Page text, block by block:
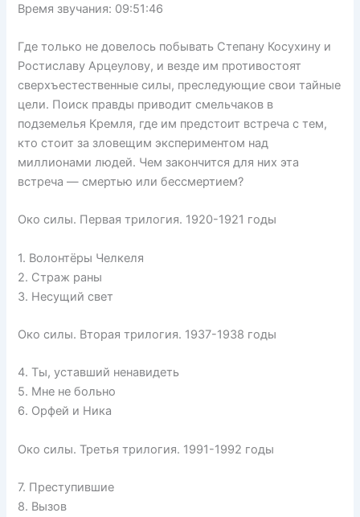
Время звучания: 09:51:46
Где только не довелось побывать Степану Косухину и
Ростиславу Арцеулову, и везде им противостоят
сверхъестественные силы, преследующие свои тайные
цели. Поиск правды приводит смельчаков в
подземелья Кремля, где им предстоит встреча с тем,
кто стоит за зловещим экспериментом над
миллионами людей. Чем закончится для них эта
встреча — смертью или бессмертием?
Око силы. Первая трилогия. 1920-1921 годы
1. Волонтёры Челкеля
2. Страж раны
3. Несущий свет
Око силы. Вторая трилогия. 1937-1938 годы
4. Ты, уставший ненавидеть
5. Мне не больно
6. Орфей и Ника
Око силы. Третья трилогия. 1991-1992 годы
7. Преступившие
8. Вызов